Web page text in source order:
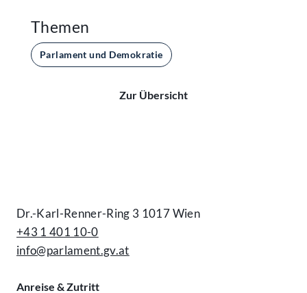
Themen
Parlament und Demokratie
Zur Übersicht
Dr.-Karl-Renner-Ring 3 1017 Wien
+43 1 401 10-0
info@parlament.gv.at
Anreise & Zutritt